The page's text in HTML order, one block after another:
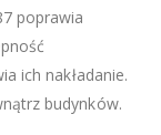
poprawia
ich nakładanie.
budynków.